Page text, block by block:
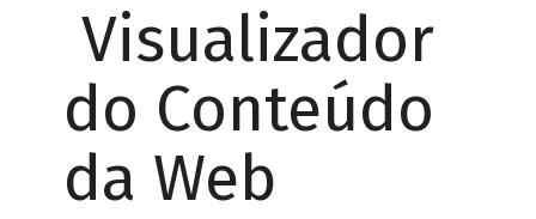
Visualizador
do Conteúdo
da Web